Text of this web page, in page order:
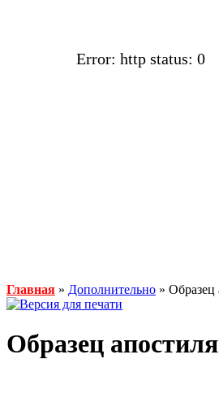
Error: http status: 0
Главная » Дополнительно » Образец
Образец апостиля